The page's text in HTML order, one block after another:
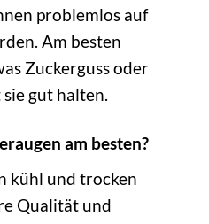
problemlos auf
Am besten
Zuckerguss oder
gut halten.
am besten?
kühl und trocken
Qualität und